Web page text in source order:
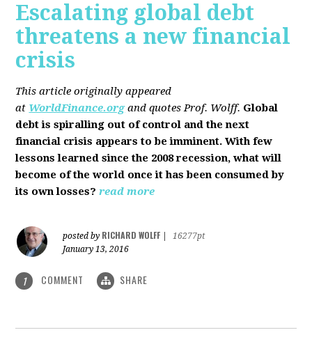
Escalating global debt
threatens a new financial
crisis
This article originally appeared
at WorldFinance.organd quotes Prof. Wolff. Global
debt is spiralling out of control and the next
financial crisis appears to be imminent. With few
lessons learned since the 2008 recession, what will
become of the world once it has been consumed by
its own losses? read more
posted by RICHARD WOLFF
16277pt
January 13, 2016
1 COMMENT SHARE